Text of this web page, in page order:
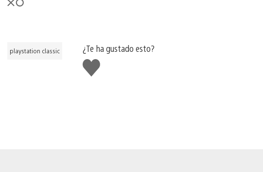
playstation classic
¿Te ha gustado esto?
Me
gusta